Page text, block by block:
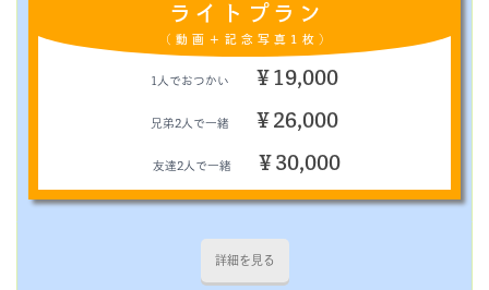
ライトプラン
（動画＋記念写真1枚）
1人でおつかい ￥19,000
兄弟2人で一緒 ￥26,000
友達2人で一緒 ￥30,000
詳細を見る